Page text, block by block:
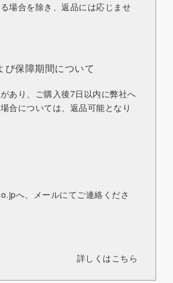
場合を除き、返品には応じませ
び保障期間について
あり、ご購入後7日以内に弊社へ
合については、返品可能となり
へ、メールにてご連絡くださ
詳しくはこちら